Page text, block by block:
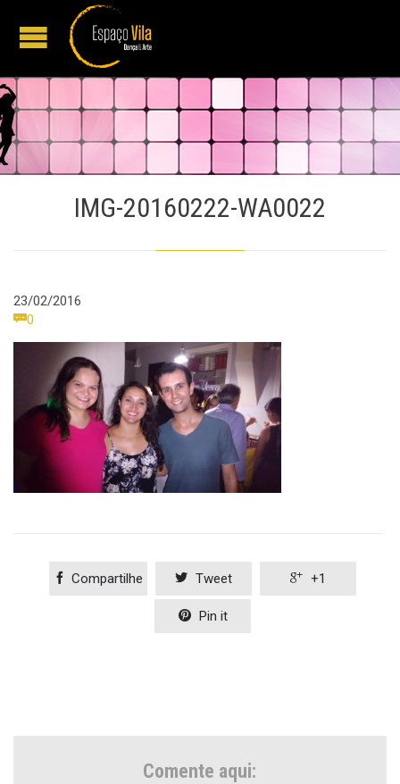
IMG-20160222-WA0022
23/02/2016
0
 Compartilhe  Tweet  +1
 Pin it
Comente aqui: